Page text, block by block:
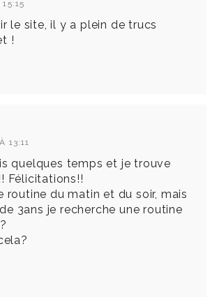
le site, il y a plein de trucs
!
13:11
quelques temps et je trouve
Félicitations!!
routine du matin et du soir, mais
3ans je recherche une routine